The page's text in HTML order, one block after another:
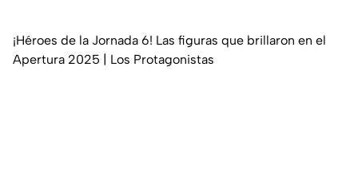
¡Héroes de la Jornada 6! Las figuras que brillaron en el
Apertura 2025 | Los Protagonistas